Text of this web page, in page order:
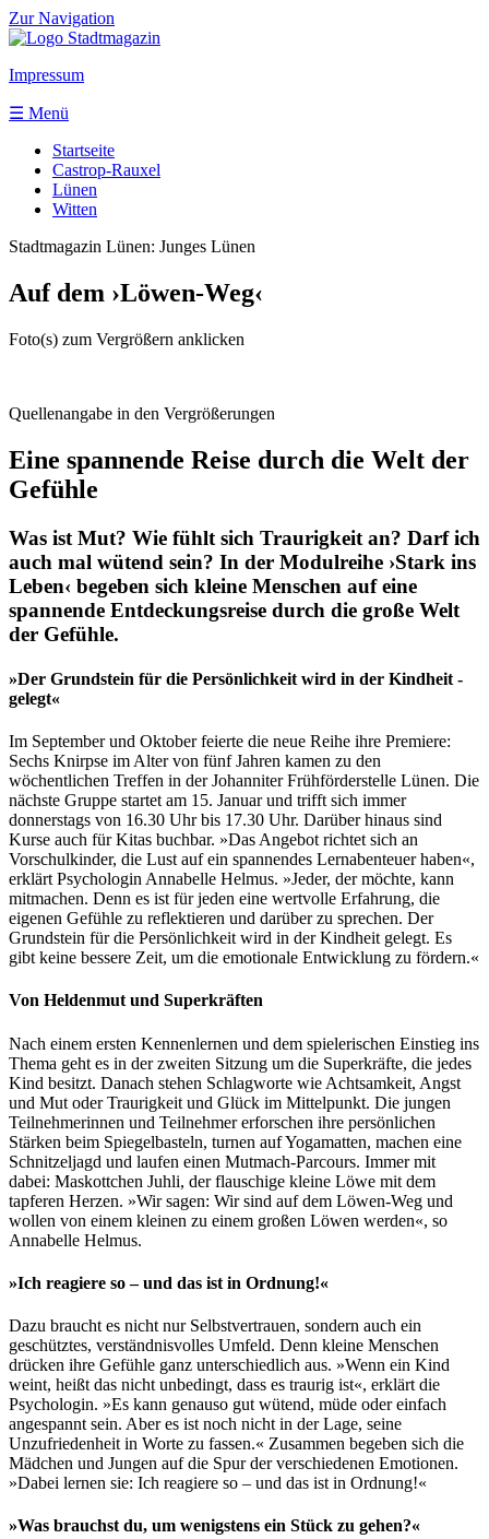
Zur Navigation
Impressum
☰ Menü
Startseite
Castrop-Rauxel
Lünen
Witten
Stadtmagazin Lünen: Junges Lünen
Auf dem ›Löwen-Weg‹
Foto(s) zum Vergrößern anklicken
Quellenangabe in den Vergrößerungen
Eine spannende Reise durch die Welt der
Gefühle
Was ist Mut? Wie fühlt sich Traurigkeit an? Darf ich
auch mal wütend sein? In der Modulreihe ›Stark ins
Leben‹ begeben sich kleine Menschen auf eine
spannende Entdeckungsreise durch die große Welt
der Gefühle.
»Der Grundstein für die Persönlichkeit wird in der Kindheit ­
gelegt«
Im September und Oktober feierte die neue Reihe ihre Premiere:
Sechs Knirpse im Alter von fünf Jahren kamen zu den
wöchentlichen Treffen in der Johanniter Frühförderstelle Lünen. Die
nächste Gruppe startet am 15. Januar und trifft sich immer
donnerstags von 16.30 Uhr bis 17.30 Uhr. Darüber hinaus sind
Kurse auch für Kitas buchbar. »Das Angebot richtet sich an
Vorschulkinder, die Lust auf ein spannendes Lernabenteuer haben«,
erklärt Psychologin Annabelle Helmus. »Jeder, der möchte, kann
mitmachen. Denn es ist für jeden eine wertvolle Erfahrung, die
eigenen Gefühle zu reflektieren und darüber zu sprechen. Der
Grundstein für die Persönlichkeit wird in der Kindheit gelegt. Es
gibt keine bessere Zeit, um die emotionale Entwicklung zu fördern.«
Von Heldenmut und Superkräften
Nach einem ersten Kennenlernen und dem spielerischen Einstieg ins
Thema geht es in der zweiten Sitzung um die Superkräfte, die jedes
Kind besitzt. Danach stehen Schlagworte wie Achtsamkeit, Angst
und Mut oder Traurigkeit und Glück im Mittelpunkt. Die jungen
Teilnehmerinnen und Teilnehmer erforschen ihre persönlichen
Stärken beim Spiegelbasteln, turnen auf Yogamatten, machen eine
Schnitzeljagd und laufen einen Mutmach-Parcours. Immer mit
dabei: Maskottchen Juhli, der flauschige kleine Löwe mit dem
tapferen Herzen. »Wir sagen: Wir sind auf dem Löwen-Weg und
wollen von einem kleinen zu einem großen Löwen werden«, so
Annabelle Helmus.
»Ich reagiere so – und das ist in Ordnung!«
Dazu braucht es nicht nur Selbstvertrauen, sondern auch ein
geschütztes, verständnisvolles Umfeld. Denn kleine Menschen
drücken ihre Gefühle ganz unterschiedlich aus. »Wenn ein Kind
weint, heißt das nicht unbedingt, dass es traurig ist«, erklärt die
Psychologin. »Es kann genauso gut wütend, müde oder einfach
angespannt sein. Aber es ist noch nicht in der Lage, seine
Unzufriedenheit in Worte zu fassen.« Zusammen begeben sich die
Mädchen und Jungen auf die Spur der verschiedenen Emotionen.
»Dabei lernen sie: Ich reagiere so – und das ist in Ordnung!«
»Was brauchst du, um wenigstens ein Stück zu gehen?«